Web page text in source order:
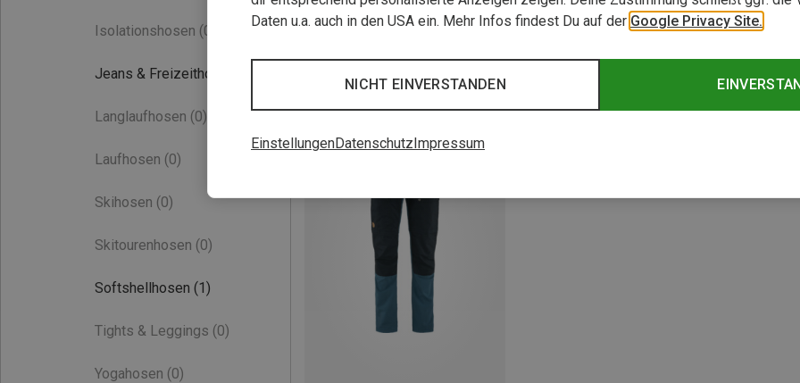
Isolationshosen (0)
Jeans & Freizeithosen
Langlaufhosen (0)
Laufhosen (0)
Skihosen (0)
Skitourenhosen (0)
Softshellhosen (1)
Tights & Leggings (0)
Yogahosen (0)
Daten u.a. auch in den USA ein. Mehr Infos findest Du auf der Google Privacy Site.
NICHT EINVERSTANDEN
EinstellungenDatenschutzImpressum